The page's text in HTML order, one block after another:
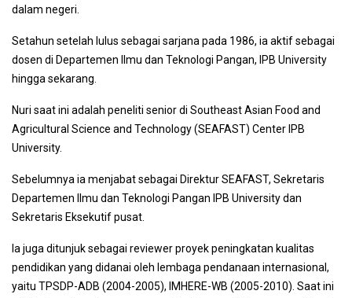
dalam negeri.
Setahun setelah lulus sebagai sarjana pada 1986, ia aktif sebagai
dosen di Departemen Ilmu dan Teknologi Pangan, IPB University
hingga sekarang.
Nuri saat ini adalah peneliti senior di Southeast Asian Food and
Agricultural Science and Technology (SEAFAST) Center IPB
University.
Sebelumnya ia menjabat sebagai Direktur SEAFAST, Sekretaris
Departemen Ilmu dan Teknologi Pangan IPB University dan
Sekretaris Eksekutif pusat.
Ia juga ditunjuk sebagai reviewer proyek peningkatan kualitas
pendidikan yang didanai oleh lembaga pendanaan internasional,
yaitu TPSDP-ADB (2004-2005), IMHERE-WB (2005-2010). Saat ini